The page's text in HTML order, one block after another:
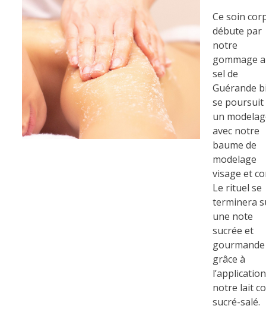
Ce soin
débute par
notre
gommage
sel de
Guérande
se poursuit
un
avec notre
baume de
modelage
visage et
Le rituel se
terminera
une note
sucrée et
gourmande
grâce à
notre lait
sucré-salé.